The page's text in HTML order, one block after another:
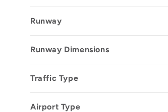
Runway
Runway Dimensions
Traffic Type
Airport Type